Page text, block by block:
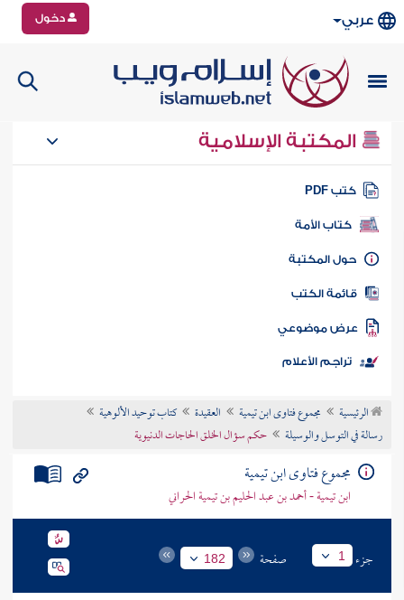
عربي دخول
المكتبة الإسلامية
كتب PDF
كتاب الأمة
المكتبة
الكتب
موضوعي
تراجم الأعلام
الرئيسية مجموع فتاوى ابن تيمية العقيدة
كتاب توحيد الألوهية
رسالة في التوسل والوسيلة
حكم سؤال الخلق الحاجات الدنيوية
مجموع فتاوى ابن تيمية
ابن تيمية - أحمد بن عبد الحليم بن تيمية الحراني
جزء 1 صفحة 182